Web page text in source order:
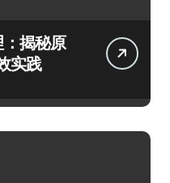
揭秘原
实践